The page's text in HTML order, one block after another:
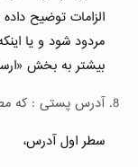
الزامات توضیح
مردود شود و یا
بیشتر به بخش
آدرس پستی : که
سطر اول آدرس،